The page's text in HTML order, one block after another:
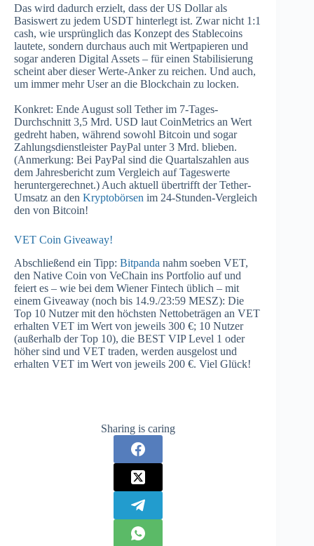
Das wird dadurch erzielt, dass der US Dollar als
Basiswert zu jedem USDT hinterlegt ist. Zwar nicht 1:1
cash, wie ursprünglich das Konzept des Stablecoins
lautete, sondern durchaus auch mit Wertpapieren und
sogar anderen Digital Assets – für einen Stabilisierung
scheint aber dieser Werte-Anker zu reichen. Und auch,
um immer mehr User an die Blockchain zu locken.
Konkret: Ende August soll Tether im 7-Tages-
Durchschnitt 3,5 Mrd. USD laut CoinMetrics an Wert
gedreht haben, während sowohl Bitcoin und sogar
Zahlungsdienstleister PayPal unter 3 Mrd. blieben.
(Anmerkung: Bei PayPal sind die Quartalszahlen aus
dem Jahresbericht zum Vergleich auf Tageswerte
heruntergerechnet.) Auch aktuell übertrifft der Tether-
Umsatz an den Kryptobörsen im 24-Stunden-Vergleich
den von Bitcoin!
VET Coin Giveaway!
Abschließend ein Tipp: Bitpanda nahm soeben VET,
den Native Coin von VeChain ins Portfolio auf und
feiert es – wie bei dem Wiener Fintech üblich – mit
einem Giveaway (noch bis 14.9./23:59 MESZ): Die
Top 10 Nutzer mit den höchsten Nettobeträgen an VET
erhalten VET im Wert von jeweils 300 €; 10 Nutzer
(außerhalb der Top 10), die BEST VIP Level 1 oder
höher sind und VET traden, werden ausgelost und
erhalten VET im Wert von jeweils 200 €. Viel Glück!
Sharing is caring